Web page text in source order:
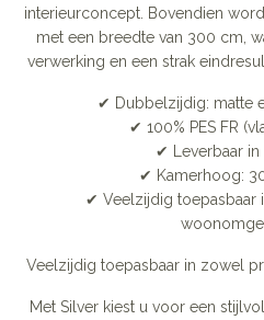
interieurconcept. Bovendien
met een breedte van 300 cm,
verwerking en een strak
✔ Dubbelzijdig: matte
✔ 100% PES FR
✔ Leverbaar in
✔ Kamerhoog:
✔ Veelzijdig toepasbaar
Veelzijdig toepasbaar in zowel
Met Silver kiest u voor een